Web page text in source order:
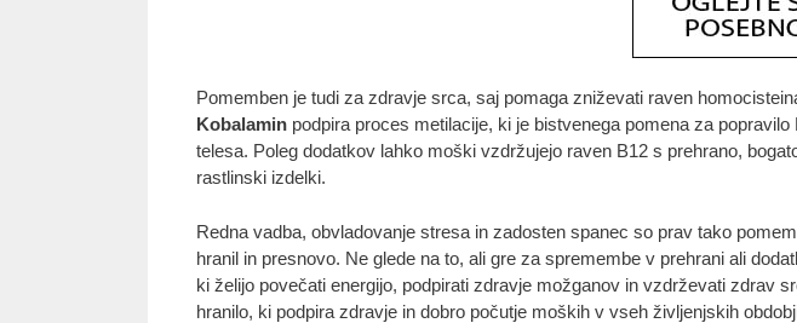
Pomemben je tudi za zdravje srca, saj pomaga zniževati raven
Kobalamin podpira proces metilacije, ki je bistvenega pomena za
telesa. Poleg dodatkov lahko moški vzdržujejo raven B12 s prehrano,
rastlinski izdelki.
Redna vadba, obvladovanje stresa in zadosten spanec so prav tako
hranil in presnovo. Ne glede na to, ali gre za spremembe v prehrani ali
ki želijo povečati energijo, podpirati zdravje možganov in vzdrževati zdrav
hranilo, ki podpira zdravje in dobro počutje moških v vseh življenjskih